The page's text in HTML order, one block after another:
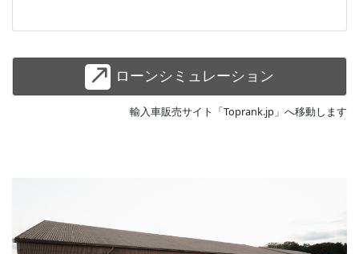
ローンシミュレーション
輸入車販売サイト「Toprank.jp」へ移動します